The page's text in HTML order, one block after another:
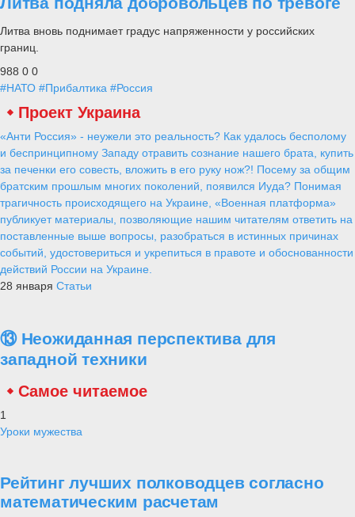
Литва вновь поднимает градус напряженности у российских
границ.
988 0 0
#НАТО #Прибалтика #Россия
Проект Украина
«Анти Россия» - неужели это реальность? Как удалось бесполому
и беспринципному Западу отравить сознание нашего брата, купить
за печенки его совесть, вложить в его руку нож?! Посему за общим
братским прошлым многих поколений, появился Иуда? Понимая
трагичность происходящего на Украине, «Военная платформа»
публикует материалы, позволяющие нашим читателям ответить на
поставленные выше вопросы, разобраться в истинных причинах
событий, удостовериться и укрепиться в правоте и обоснованности
действий России на Украине.
28 января Статьи
⑬ Неожиданная перспектива для
западной техники
Самое читаемое
1
Уроки мужества
Рейтинг лучших полководцев согласно
математическим расчетам